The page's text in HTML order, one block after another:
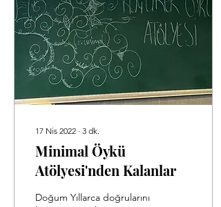
17 Nis 2022 ∙ 3 dk.
Minimal Öykü
Atölyesi'nden Kalanlar
Doğum Yıllarca doğrularını